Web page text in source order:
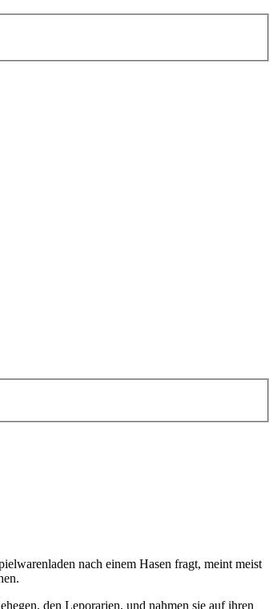
nach einem Hasen fragt, meint meist
den Leporarien, und nahmen sie auf ihren